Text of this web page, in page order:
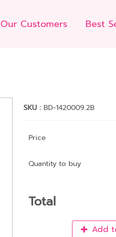
Our Customers Best
SKU : BD-1420009.2B
Price
Quantity to buy
Total
Add